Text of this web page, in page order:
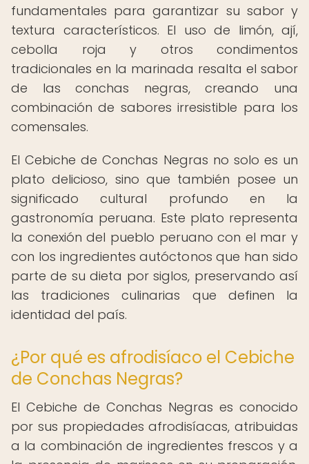
fundamentales para garantizar su sabor y
textura característicos. El uso de limón, ají,
cebolla roja y otros condimentos
tradicionales en la marinada resalta el sabor
de las conchas negras, creando una
combinación de sabores irresistible para los
comensales.
El Cebiche de Conchas Negras no solo es un
plato delicioso, sino que también posee un
significado cultural profundo en la
gastronomía peruana. Este plato representa
la conexión del pueblo peruano con el mar y
con los ingredientes autóctonos que han sido
parte de su dieta por siglos, preservando así
las tradiciones culinarias que definen la
identidad del país.
¿Por qué es afrodisíaco el Cebiche
de Conchas Negras?
El Cebiche de Conchas Negras es conocido
por sus propiedades afrodisíacas, atribuidas
a la combinación de ingredientes frescos y a